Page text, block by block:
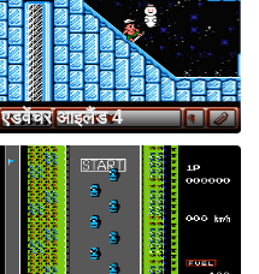
एडवेंचर आइलैंड 4